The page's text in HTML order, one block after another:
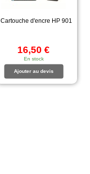
Cartouche d'encre HP 901
16,50 €
En stock
Ajouter au devis